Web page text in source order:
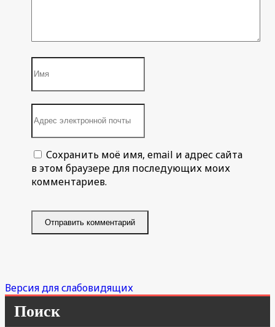
Сохранить моё имя, email и адрес сайта
в этом браузере для последующих моих
комментариев.
Версия для слабовидящих
Поиск